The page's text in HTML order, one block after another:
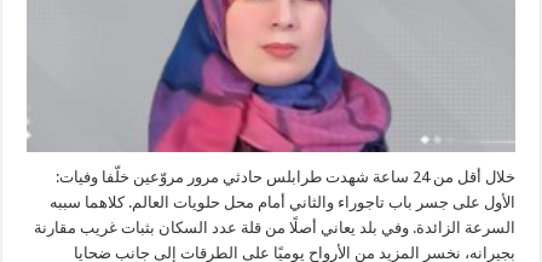
خلال أقل من 24 ساعة شهدت طرابلس حادثي مرور مروّعين خلّفا وفيات:
الأول على جسر باب تاجوراء والثاني أمام محل حلويات العالم. كلاهما سببه
السرعة الزائدة. وفي بلد يعاني أصلًا من قلة عدد السكان بثبات غريب مقارنة
بجيرانه، نخسر المزيد من الأرواح يوميًا على الطرقات إلى جانب ضحايا